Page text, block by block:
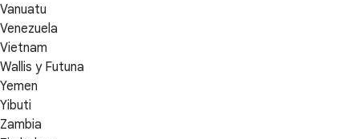
Vanuatu
Venezuela
Vietnam
Wallis y Futuna
Yemen
Yibuti
Zambia